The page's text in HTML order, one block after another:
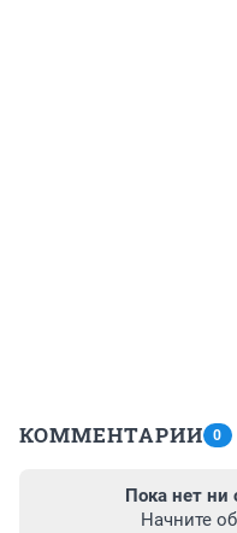
КОММЕНТАРИИ 0
Пока нет ни
Начните